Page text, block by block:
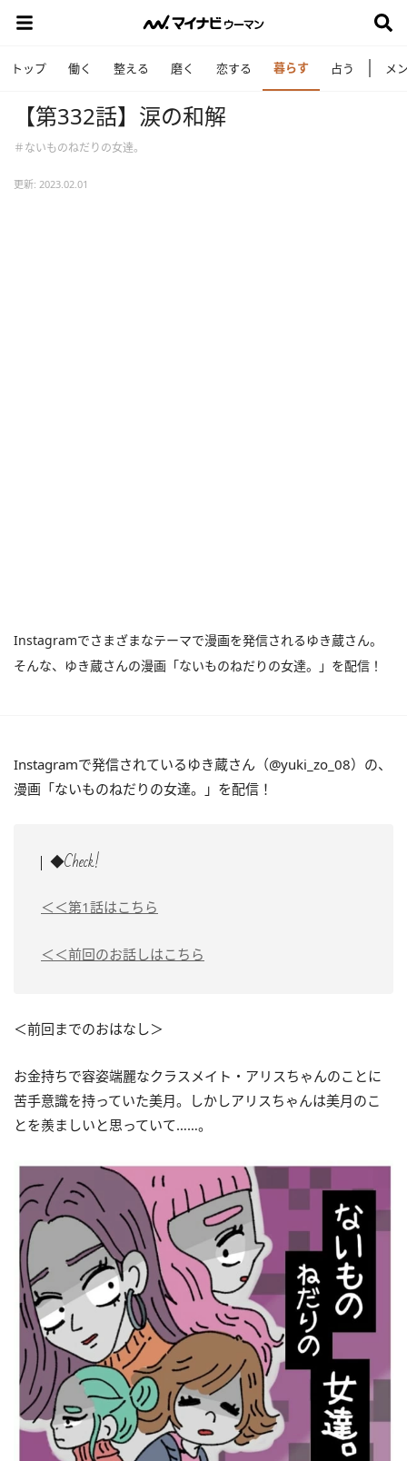
トップ 働く 整える 磨く 恋する 暮らす 占う メ
【第332話】涙の和解
＃ないものねだりの女達。
更新: 2023.02.01
Instagramでさまざまなテーマで漫画を発信されるゆき蔵さん。
そんな、ゆき蔵さんの漫画「ないものねだりの女達。」を配信！
Instagramで発信されているゆき蔵さん（@yuki_zo_08）の、
漫画「ないものねだりの女達。」を配信！
◆Check!
＜＜第1話はこちら
＜＜前回のお話しはこちら
＜前回までのおはなし＞
お金持ちで容姿端麗なクラスメイト・アリスちゃんのことに
苦手意識を持っていた美月。しかしアリスちゃんは美月のこ
とを羨ましいと思っていて……。